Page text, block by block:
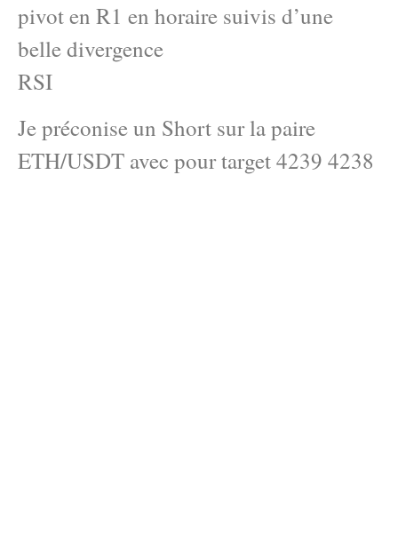
pivot en R1 en horaire suivis d’une
belle divergence
RSI
Je préconise un Short sur la paire
ETH/USDT avec pour target 4239 4238